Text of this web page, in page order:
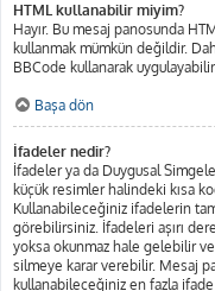
HTML kullanabilir miyim?
Hayır. Bu mesaj panosunda
kullanmak mümkün değildir.
BBCode kullanarak
Başa dön
İfadeler nedir?
İfadeler ya da Duygusal
küçük resimler halindeki kısa
Kullanabileceğiniz ifadelerin
görebilirsiniz. İfadeleri aşırı
yoksa okunmaz hale gelebilir
silmeye karar verebilir. Mesaj
kullanabileceğiniz en fazla ifade